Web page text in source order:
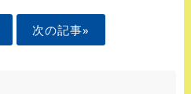
次の記事»